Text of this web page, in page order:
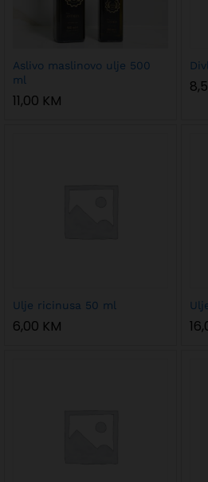
Aslivo maslinovo ulje 500
ml
11,00 KM
Ulje ricinusa 50 ml
6,00 KM